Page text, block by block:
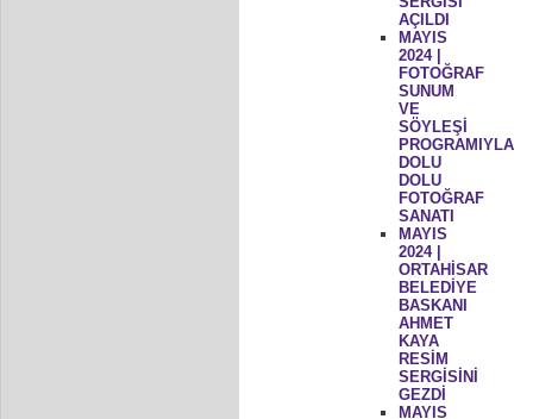
AÇILDI
MAYIS
2024 |
FOTOĞRAF
SUNUM
VE
SÖYLEŞİ
PROGRAMIYLA
DOLU
DOLU
FOTOĞRAF
SANATI
MAYIS
2024 |
ORTAHİSAR
BELEDİYE
BASKANI
AHMET
KAYA
RESİM
SERGİSİNİ
GEZDİ
MAYIS